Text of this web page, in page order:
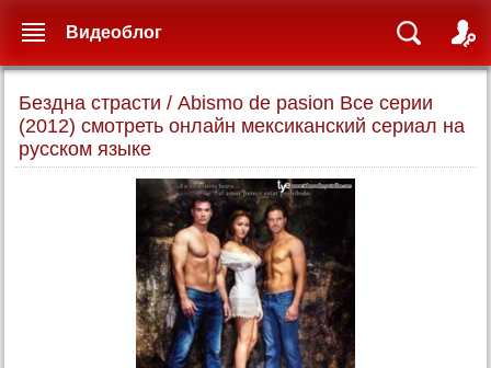
Бездна страсти / Abismo de pasion Все серии
(2012) смотреть онлайн мексиканский сериал на
русском языке
Видеоблог